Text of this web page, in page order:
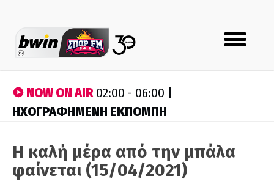
Toggle
navigation
NOW ON AIR02:00 - 06:00 |
ΗΧΟΓΡΑΦΗΜΕΝΗ ΕΚΠΟΜΠΗ
Η καλή μέρα από την μπάλα
φαίνεται (15/04/2021)